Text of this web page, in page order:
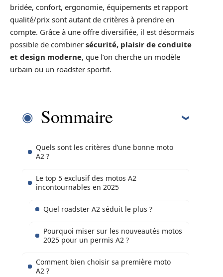
bridée, confort, ergonomie, équipements et rapport
qualité/prix sont autant de critères à prendre en
compte. Grâce à une offre diversifiée, il est désormais
possible de combiner sécurité, plaisir de conduite
et design moderne, que l’on cherche un modèle
urbain ou un roadster sportif.
Sommaire
Quels sont les critères d’une bonne moto
A2 ?
Le top 5 exclusif des motos A2
incontournables en 2025
Quel roadster A2 séduit le plus ?
Pourquoi miser sur les nouveautés motos
2025 pour un permis A2 ?
Comment bien choisir sa première moto
A2 ?